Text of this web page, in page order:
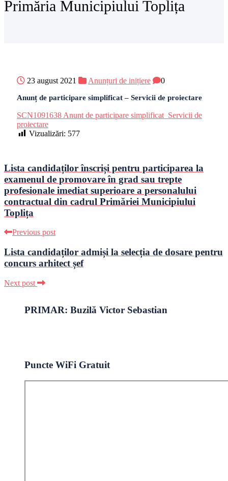
Primăria Municipiului Toplița
23 august 2021 Anunțuri de inițiere 0
Anunț de participare simplificat – Servicii de proiectare
SCN1091638 Anunt de participare simplificat_Servicii de
proiectare
Vizualizări: 577
Lista candidaților înscriși pentru participarea la
examenul de promovare în grad sau trepte
profesionale imediat superioare a personalului
contractual din cadrul Primăriei Municipiului
Toplița
Previous post
Lista candidaților admiși la selecția de dosare pentru
concurs arhitect șef
Next post
PRIMAR: Buzilă Victor Sebastian
Puncte WiFi Gratuit